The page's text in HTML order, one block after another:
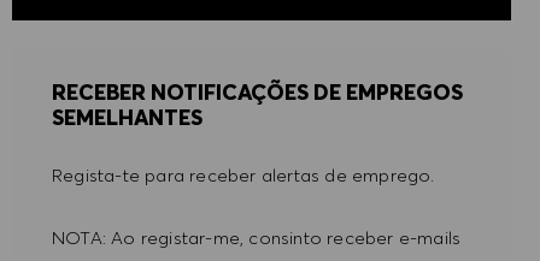
RECEBER NOTIFICAÇÕES DE EMPREGOS
SEMELHANTES
Regista-te para receber alertas de emprego.
NOTA: Ao registar-me, consinto receber e-mails